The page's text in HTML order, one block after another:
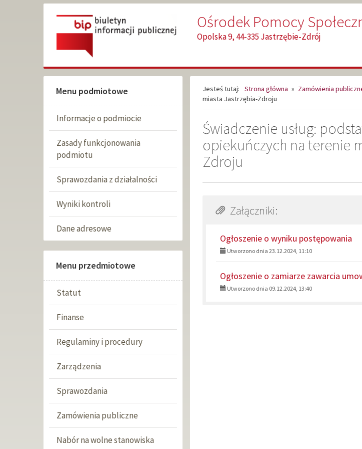
Ośrodek Pomocy
Opolska 9, 44-335 Jastrzębie-Zdrój
Menu podmiotowe
Informacje o podmiocie
Zasady funkcjonowania
podmiotu
Sprawozdania z działalności
Wyniki kontroli
Dane adresowe
Menu przedmiotowe
Statut
Finanse
Regulaminy i procedury
Zarządzenia
Sprawozdania
Zamówienia publiczne
Nabór na wolne stanowiska
Jesteś tutaj: Strona główna » Zamówienia
miasta Jastrzębia-Zdroju
Świadczenie usług:
opiekuńczych na terenie
Zdroju
Załączniki:
Ogłoszenie o wyniku postępowania
Utworzono dnia 23.12.2024, 11:10
Ogłoszenie o zamiarze zawarcia
Utworzono dnia 09.12.2024, 13:40